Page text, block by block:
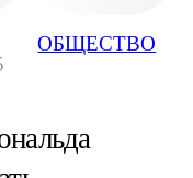
ОБЩЕСТВО